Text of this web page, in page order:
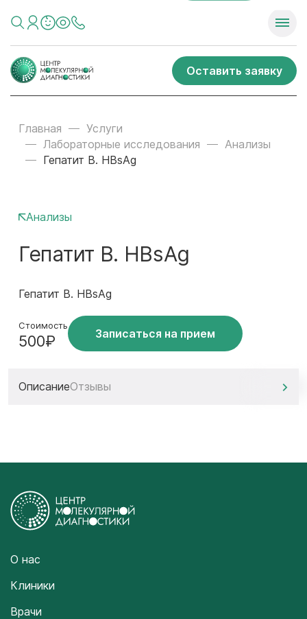
Оставить заявку
Главная
Услуги
Лабораторные исследования
Анализы
Гепатит В. HBsAg
Анализы
Гепатит В. HBsAg
Гепатит В. HBsAg
Стоимость
500₽ Записаться на прием
ОписаниеОтзывы
О нас
Клиники
Врачи